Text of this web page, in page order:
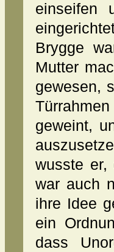
einseifen
Brygge
Mutter
gewesen,
geweint,
wusste er,
war auch
ihre Idee
ein
dass